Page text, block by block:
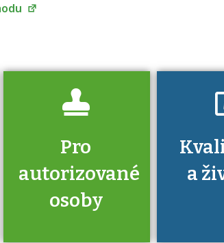
Pro
autorizované
osoby
a